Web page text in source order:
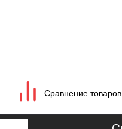
Сравнение товаров